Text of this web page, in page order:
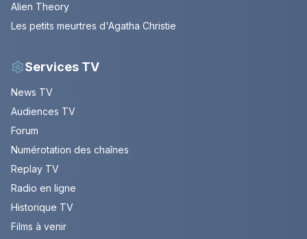
Alien Theory
Les petits meurtres d'Agatha Christie
Services TV
News TV
Audiences TV
Forum
Numérotation des chaînes
Replay TV
Radio en ligne
Historique TV
Films à venir